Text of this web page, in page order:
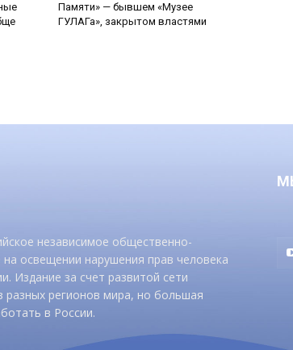
Памяти» — бывшем «Музее
ГУЛАГа», закрытом властями
независимое общественно-
освещении нарушения прав человека
Издание за счет развитой сети
разных регионов мира, но большая
в России.